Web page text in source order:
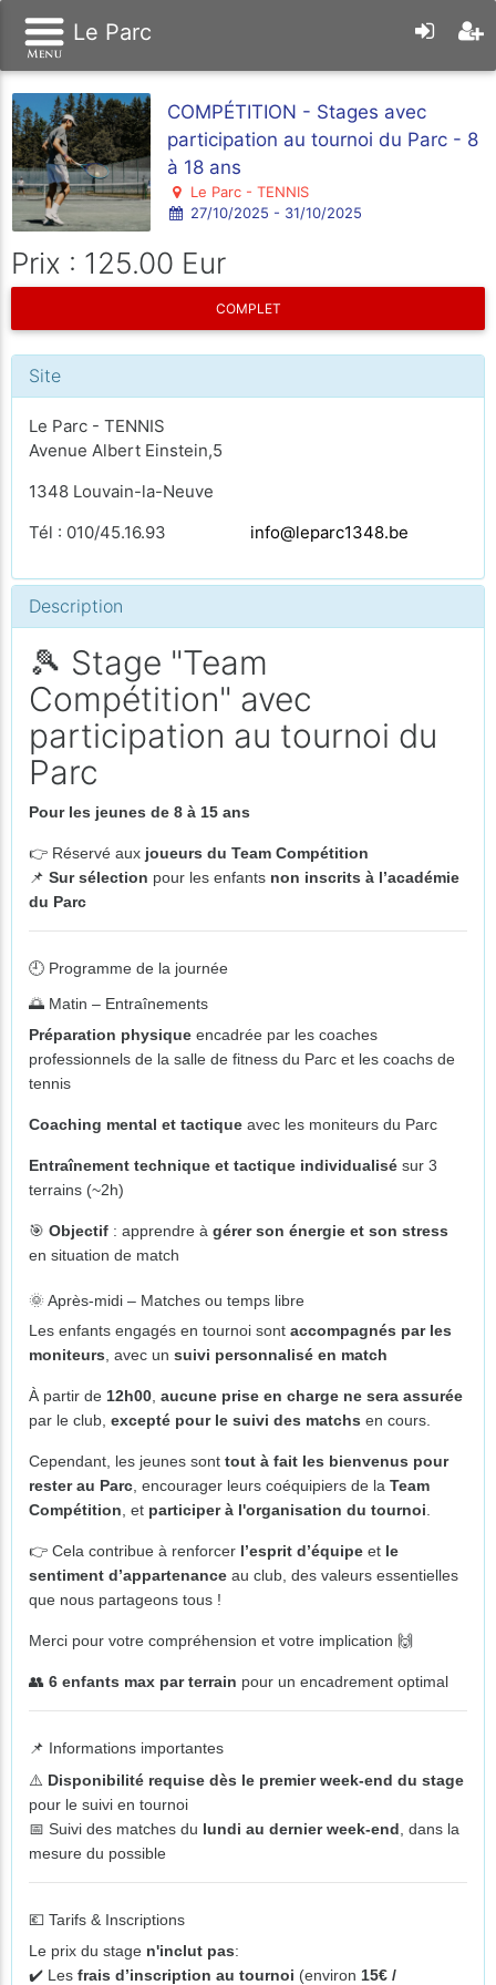
Le Parc
COMPÉTITION - Stages avec
participation au tournoi du Parc - 8
à 18 ans
Le Parc - TENNIS
27/10/2025 - 31/10/2025
Prix : 125.00 Eur
COMPLET
Site
Le Parc - TENNIS
Avenue Albert Einstein,5
1348 Louvain-la-Neuve
Tél : 010/45.16.93
info@leparc1348.be
Description
🎾 Stage "Team
Compétition" avec
participation au tournoi du
Parc
Pour les jeunes de 8 à 15 ans
👉 Réservé aux joueurs du Team Compétition
📌 Sur sélection pour les enfants non inscrits à l’académie
du Parc
🕘 Programme de la journée
🌅 Matin – Entraînements
Préparation physique encadrée par les coaches
professionnels de la salle de fitness du Parc et les coachs de
tennis
Coaching mental et tactique avec les moniteurs du Parc
Entraînement technique et tactique individualisé sur 3
terrains (~2h)
🎯 Objectif : apprendre à gérer son énergie et son stress
en situation de match
🌞 Après-midi – Matches ou temps libre
Les enfants engagés en tournoi sont accompagnés par les
moniteurs , avec un suivi personnalisé en match
À partir de 12h00 aucune prise en charge ne sera assurée
par le club, excepté pour le suivi des matchs en cours.
Cependant, les jeunes sont tout à fait les bienvenus pour
rester au Parc , encourager leurs coéquipiers de la Team
Compétition , et participer à l'organisation du tournoi
👉 Cela contribue à renforcer l’esprit d’équipe et le
sentiment d’appartenance au club, des valeurs essentielles
que nous partageons tous !
Merci pour votre compréhension et votre implication 🙌
👥 6 enfants max par terrain pour un encadrement optimal
📌 Informations importantes
⚠️ Disponibilité requise dès le premier week-end du stage
pour le suivi en tournoi
📅 Suivi des matches du lundi au dernier week-end , dans la
mesure du possible
💶 Tarifs & Inscriptions
Le prix du stage n'inclut pas:
✔️ Les frais d’inscription au tournoi (environ 15€ /